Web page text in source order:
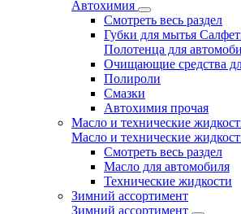
Автохимия
Смотреть весь раздел
Губки для мытья
Полотенца для
Очищающие средства
Полироли
Смазки
Автохимия прочая
Масло и технические
Масло и технические
Смотреть весь раздел
Масло для автомобиля
Технические жидкости
Зимний ассортимент
Зимний ассортимент